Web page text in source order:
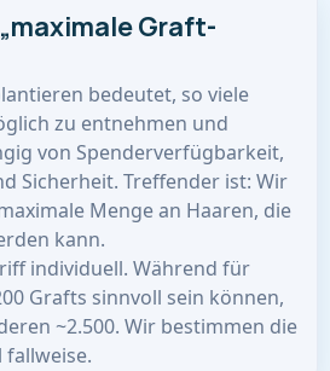
Graft-
bedeutet, so viele
zu entnehmen und
von Spenderverfügbarkeit,
Sicherheit. Treffender ist: Wir
Menge an Haaren, die
kann.
individuell. Während für
Grafts sinnvoll sein können,
~2.500. Wir bestimmen die
fallweise.